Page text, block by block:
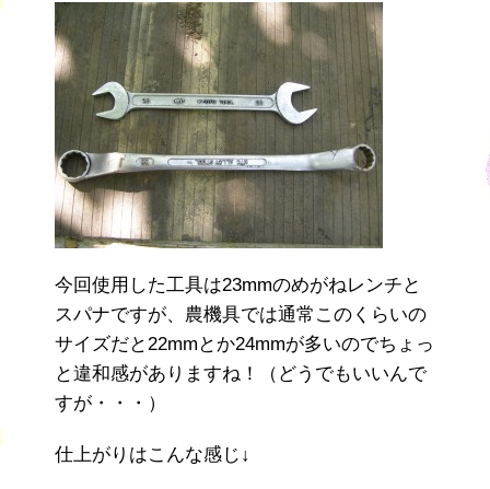
今回使用した工具は23mmのめがねレンチと
スパナですが、農機具では通常このくらいの
サイズだと22mmとか24mmが多いのでちょっ
と違和感がありますね！（どうでもいいんで
すが・・・）
仕上がりはこんな感じ↓